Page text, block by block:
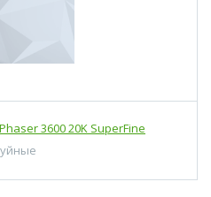
3600 20K SuperFine